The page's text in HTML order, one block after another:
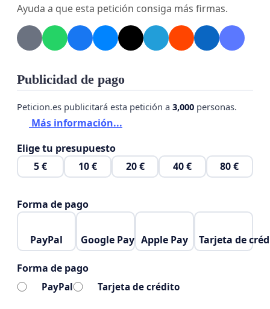
támogatásokra.
4. Jogbiztonságot és emberi méltóságot minden
diagnózisa.
5. A Rokkantsági járadék és a Fogyatékossági
autista és más fogyatékossággal élő emberek ne
nyomorban, hanem emberhez méltó körülmények
között élhessenek.
🙏 Csatlakozz te is!
Ne hagyjuk, hogy a felnőtt autisták láthatatlanok
maradjanak a rendszer számára!
Ayuda a que esta petición consiga más firmas.
Publicidad de pago
Peticion.es publicitará esta petición a 3,000 personas.
Más información...
Elige tu presupuesto
5 €
10 € 20 € 40 € 80 €
Forma de pago
PayPal Google Pay Apple Pay Tarjeta de
Forma de pago
PayPal Tarjeta de crédito